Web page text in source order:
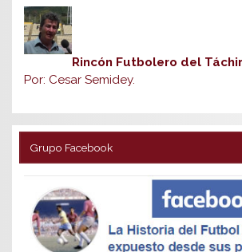
Rincón Futbolero del
Por: Cesar Semidey.
Grupo Facebook